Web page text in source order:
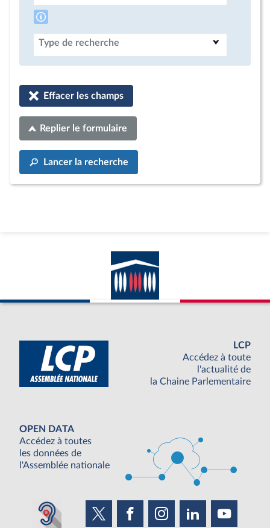
Type de recherche
Effacer les champs
Replier le formulaire
Lancer la recherche
LCP
Accédez à toute
l'actualité de
la Chaine Parlementaire
OPEN DATA
Accédez à toutes
les données de
l'Assemblée nationale